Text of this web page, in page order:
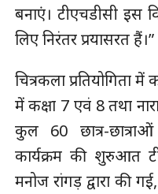
बनाएं। टीएचडीसी इस
लिए निरंतर प्रयासरत हैं।”
चित्रकला प्रतियोगिता में
में कक्षा 7 एवं 8 तथा
कुल 60 छात्र-
कार्यक्रम की शुरुआत
मनोज रांगड़ द्वारा की